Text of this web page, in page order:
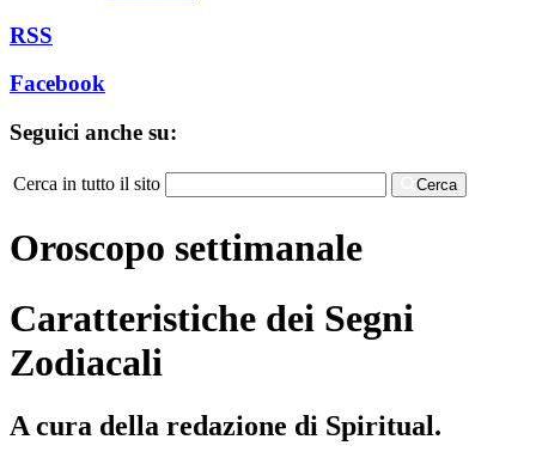
RSS
Facebook
Seguici anche su:
Cerca in tutto il sito Cerca
Oroscopo settimanale
Caratteristiche dei Segni
Zodiacali
A cura della redazione di Spiritual.